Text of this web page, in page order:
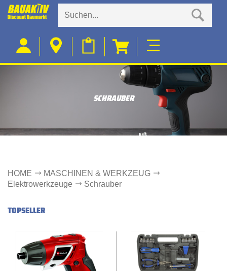
SCHRAUBER
HOME
MASCHINEN & WERKZEUG
Elektrowerkzeuge
Schrauber
TOPSELLER